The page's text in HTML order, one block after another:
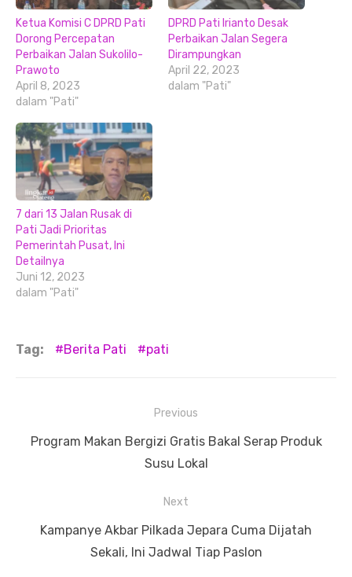
Ketua Komisi C DPRD Pati
Dorong Percepatan
Perbaikan Jalan Sukolilo-
Prawoto
April 8, 2023
dalam "Pati"
DPRD Pati Irianto Desak
Perbaikan Jalan Segera
Dirampungkan
April 22, 2023
dalam "Pati"
7 dari 13 Jalan Rusak di
Pati Jadi Prioritas
Pemerintah Pusat, Ini
Detailnya
Juni 12, 2023
dalam "Pati"
Tag: Berita Pati pati
pos
Previous
Previous
Program Makan Bergizi Gratis Bakal Serap Produk
Susu Lokal
Next
NextKampanye Akbar Pilkada Jepara Cuma Dijatah
Sekali, Ini Jadwal Tiap Paslon